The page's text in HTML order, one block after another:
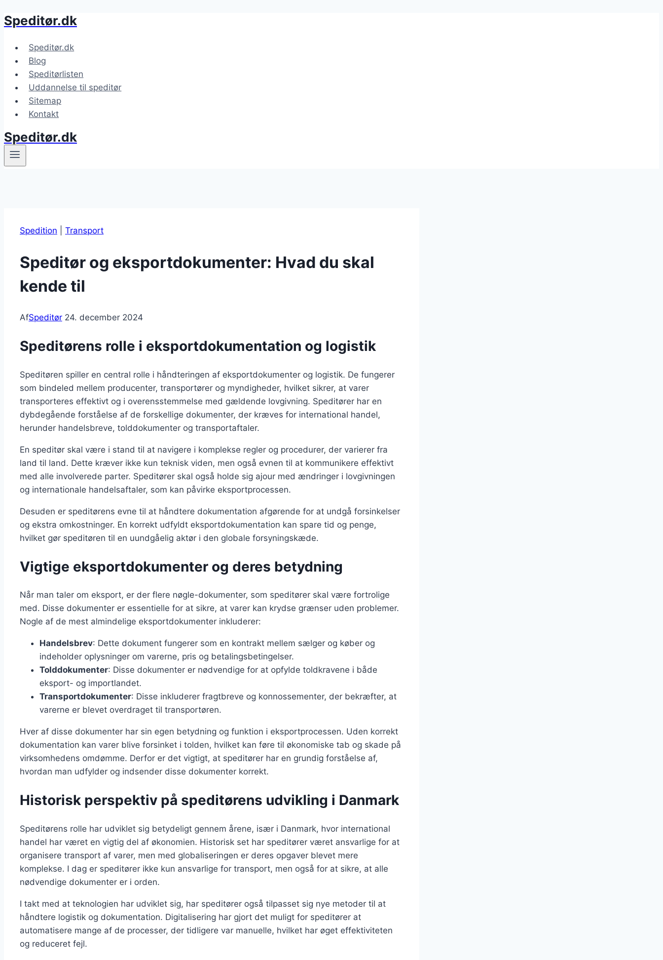
Fortsæt
indhold
Speditør.dk
Speditør.dk
Blog
Speditørlisten
Uddannelse til speditør
Sitemap
Kontakt
Speditør.dk
Spedition Transport
Speditør og eksportdokumenter: Hvad du skal
kende til
AfSpeditør 24. december 2024
Speditørens rolle i eksportdokumentation og logistik
Speditøren spiller en central rolle i håndteringen af eksportdokumenter og logistik. De fungerer
som bindeled mellem producenter, transportører og myndigheder, hvilket sikrer, at varer
transporteres effektivt og i overensstemmelse med gældende lovgivning. Speditører har en
dybdegående forståelse af de forskellige dokumenter, der kræves for international handel,
herunder handelsbreve, tolddokumenter og transportaftaler.
En speditør skal være i stand til at navigere i komplekse regler og procedurer, der varierer fra
land til land. Dette kræver ikke kun teknisk viden, men også evnen til at kommunikere effektivt
med alle involverede parter. Speditører skal også holde sig ajour med ændringer i lovgivningen
og internationale handelsaftaler, som kan påvirke eksportprocessen.
Desuden er speditørens evne til at håndtere dokumentation afgørende for at undgå forsinkelser
og ekstra omkostninger. En korrekt udfyldt eksportdokumentation kan spare tid og penge,
hvilket gør speditøren til en uundgåelig aktør i den globale forsyningskæde.
Vigtige eksportdokumenter og deres betydning
Når man taler om eksport, er der flere nøgle-dokumenter, som speditører skal være fortrolige
med. Disse dokumenter er essentielle for at sikre, at varer kan krydse grænser uden problemer.
Nogle af de mest almindelige eksportdokumenter inkluderer:
Handelsbrev: Dette dokument fungerer som en kontrakt mellem sælger og køber og
indeholder oplysninger om varerne, pris og betalingsbetingelser.
Tolddokumenter: Disse dokumenter er nødvendige for at opfylde toldkravene i både
eksport- og importlandet.
Transportdokumenter: Disse inkluderer fragtbreve og konnossementer, der bekræfter, at
varerne er blevet overdraget til transportøren.
Hver af disse dokumenter har sin egen betydning og funktion i eksportprocessen. Uden korrekt
dokumentation kan varer blive forsinket i tolden, hvilket kan føre til økonomiske tab og skade på
virksomhedens omdømme. Derfor er det vigtigt, at speditører har en grundig forståelse af,
hvordan man udfylder og indsender disse dokumenter korrekt.
Historisk perspektiv på speditørens udvikling i Danmark
Speditørens rolle har udviklet sig betydeligt gennem årene, især i Danmark, hvor international
handel har været en vigtig del af økonomien. Historisk set har speditører været ansvarlige for at
organisere transport af varer, men med globaliseringen er deres opgaver blevet mere
komplekse. I dag er speditører ikke kun ansvarlige for transport, men også for at sikre, at alle
nødvendige dokumenter er i orden.
I takt med at teknologien har udviklet sig, har speditører også tilpasset sig nye metoder til at
håndtere logistik og dokumentation. Digitalisering har gjort det muligt for speditører at
automatisere mange af de processer, der tidligere var manuelle, hvilket har øget effektiviteten
og reduceret fejl.